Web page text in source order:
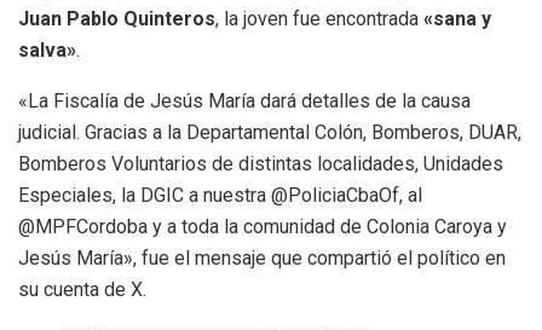
Juan Pablo Quinteros, la joven fue encontrada «sana y
salva».
«La Fiscalía de Jesús María dará detalles de la causa
judicial. Gracias a la Departamental Colón, Bomberos, DUAR,
Bomberos Voluntarios de distintas localidades, Unidades
Especiales, la DGIC a nuestra @PoliciaCbaOf, al
@MPFCordoba y a toda la comunidad de Colonia Caroya y
Jesús María», fue el mensaje que compartió el político en
su cuenta de X.